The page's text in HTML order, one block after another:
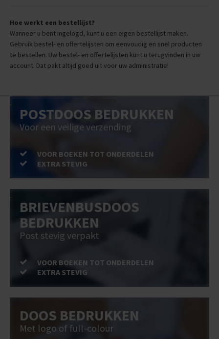
Hoe werkt een bestellijst?
Wanneer u bent ingelogd, kunt u een eigen bestellijst maken.
Gebruik bestel- en offertelijsten om eenvoudig en snel producten
te bestellen. Uw bestel- en offertelijsten kunt u terugvinden in uw
account. Dat pakt altijd goed uit voor uw administratie!
POSTDOOS BEDRUKKEN
Voor een veilige verzending
VOOR BOEKEN TOT ONDERDELEN
EXTRA STEVIG
BRIEVENBUSDOOS
BEDRUKKEN
Post stevig verpakt
VOOR BOEKEN TOT ONDERDELEN
EXTRA STEVIG
DOOS BEDRUKKEN
Met logo of full-colour